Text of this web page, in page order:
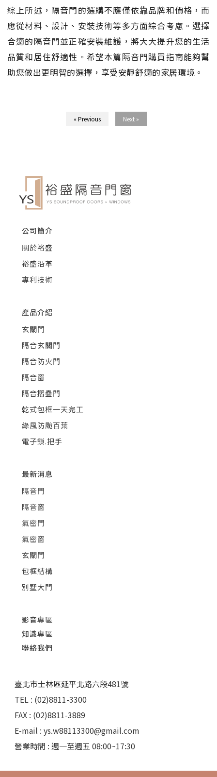
綜上所述，隔音門的選購不應僅依靠品牌和價格，而
應從材料、設計、安裝技術等多方面綜合考慮。選擇
合適的隔音門並正確安裝維護，將大大提升您的生活
品質和居住舒適性。希望本篇隔音門購買指南能夠幫
助您做出更明智的選擇，享受安靜舒適的家居環境。
« Previous Next »
公司簡介
關於裕盛
裕盛沿革
專利技術
產品介紹
玄關門
隔音玄關門
隔音防火門
隔音窗
隔音摺疊門
乾式包框一天完工
綠風防颱百葉
電子鎖.把手
最新消息
隔音門
隔音窗
氣密門
氣密窗
玄關門
包框結構
別墅大門
影音專區
知識專區
聯絡我們
臺北市士林區延平北路六段481號
TEL : (02)8811-3300
FAX : (02)8811-3889
E-mail : ys.w88113300@gmail.com
營業時間 : 週一至週五 08:00~17:30